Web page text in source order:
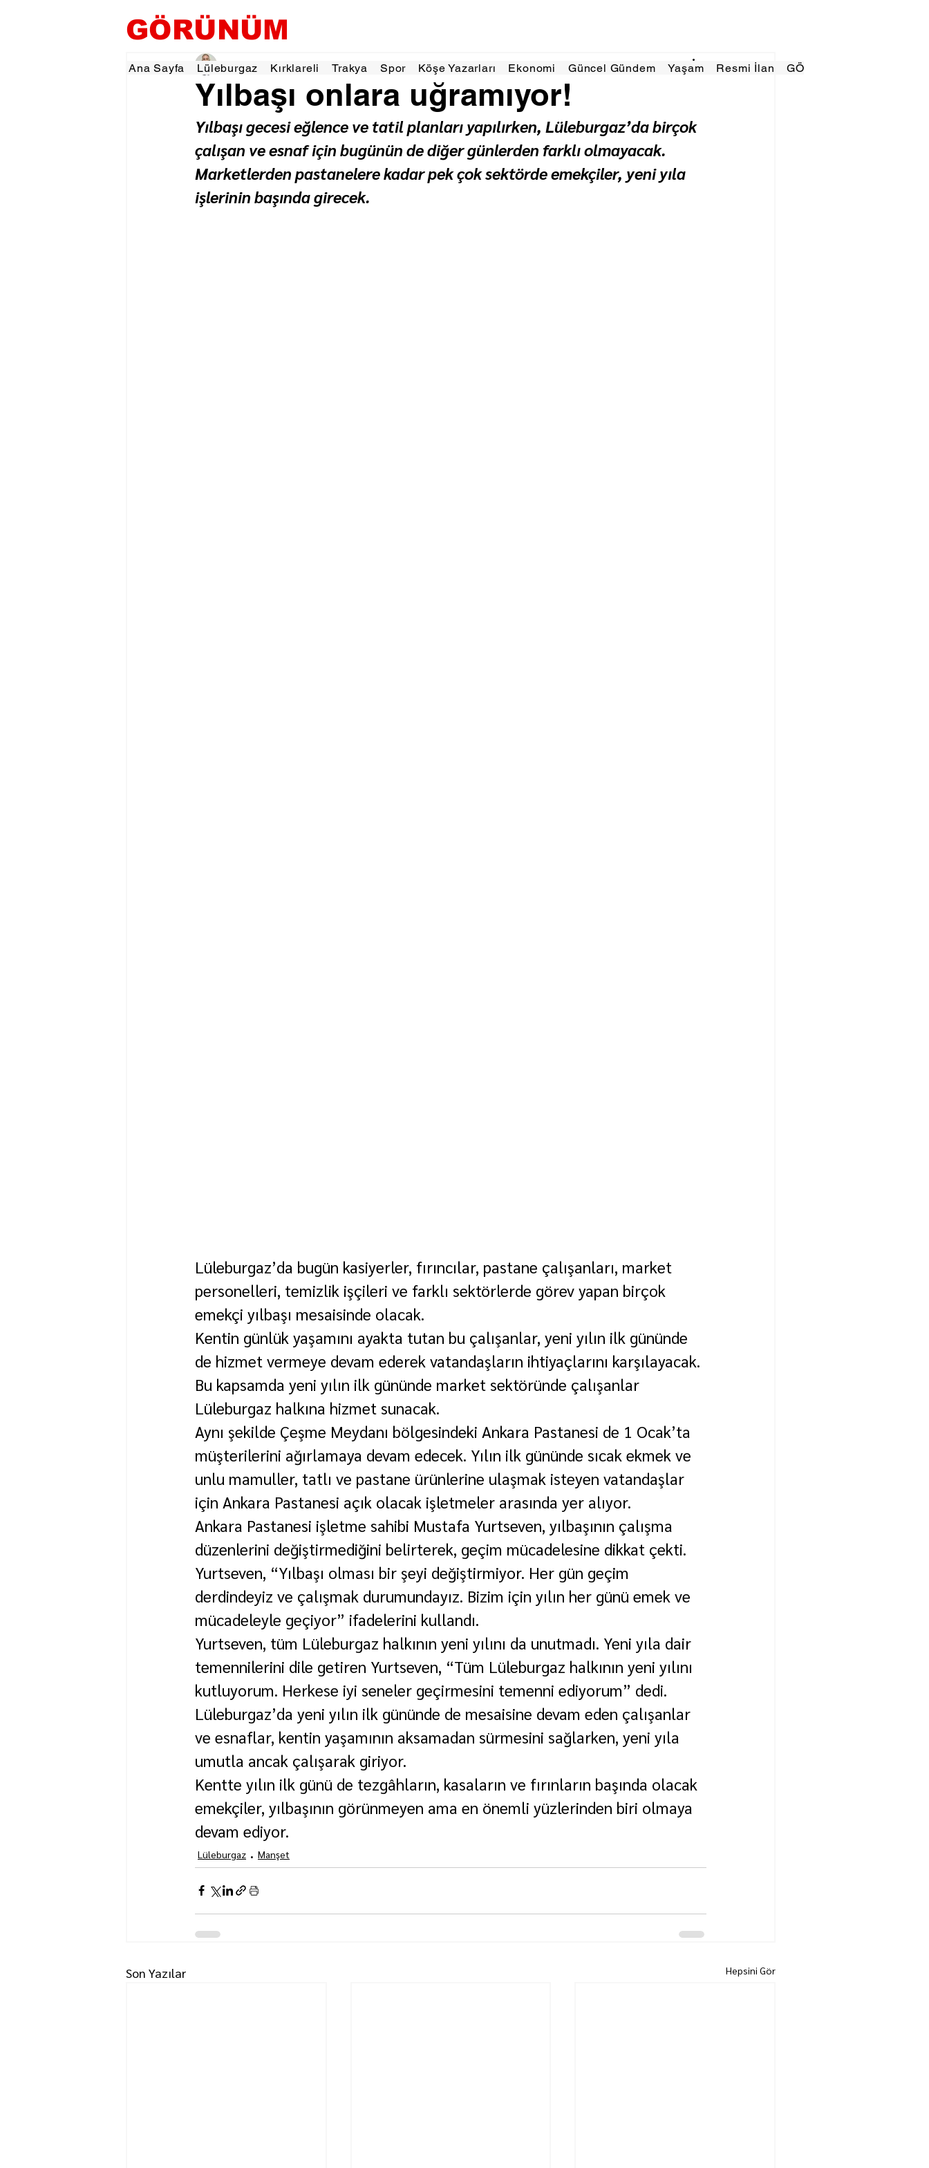
GÖRÜNÜM
Ana Sayfa Lüleburgaz Kırklareli Trakya Spor Köşe Yazarları Ekonomi Güncel Gündem Yaşam Resmi İlan GÖRÜNÜMTV
Yılbaşı onlara uğramıyor!
Hamza Dalgıç 1 Oca1 dakikada okunur
Yılbaşı gecesi eğlence ve tatil planları yapılırken, Lüleburgaz’da birçok
çalışan ve esnaf için bugünün de diğer günlerden farklı olmayacak.
Marketlerden pastanelere kadar pek çok sektörde emekçiler, yeni yıla
işlerinin başında girecek.
Lüleburgaz’da bugün kasiyerler, fırıncılar, pastane çalışanları, market
personelleri, temizlik işçileri ve farklı sektörlerde görev yapan birçok
emekçi yılbaşı mesaisinde olacak.
Kentin günlük yaşamını ayakta tutan bu çalışanlar, yeni yılın ilk gününde
de hizmet vermeye devam ederek vatandaşların ihtiyaçlarını karşılayacak.
Bu kapsamda yeni yılın ilk gününde market sektöründe çalışanlar
Lüleburgaz halkına hizmet sunacak.
Aynı şekilde Çeşme Meydanı bölgesindeki Ankara Pastanesi de 1 Ocak’ta
müşterilerini ağırlamaya devam edecek. Yılın ilk gününde sıcak ekmek ve
unlu mamuller, tatlı ve pastane ürünlerine ulaşmak isteyen vatandaşlar
için Ankara Pastanesi açık olacak işletmeler arasında yer alıyor.
Ankara Pastanesi işletme sahibi Mustafa Yurtseven, yılbaşının çalışma
düzenlerini değiştirmediğini belirterek, geçim mücadelesine dikkat çekti.
Yurtseven, “Yılbaşı olması bir şeyi değiştirmiyor. Her gün geçim
derdindeyiz ve çalışmak durumundayız. Bizim için yılın her günü emek ve
mücadeleyle geçiyor” ifadelerini kullandı.
Yurtseven, tüm Lüleburgaz halkının yeni yılını da unutmadı. Yeni yıla dair
temennilerini dile getiren Yurtseven, “Tüm Lüleburgaz halkının yeni yılını
kutluyorum. Herkese iyi seneler geçirmesini temenni ediyorum” dedi.
Lüleburgaz’da yeni yılın ilk gününde de mesaisine devam eden çalışanlar
ve esnaflar, kentin yaşamının aksamadan sürmesini sağlarken, yeni yıla
umutla ancak çalışarak giriyor.
Kentte yılın ilk günü de tezgâhların, kasaların ve fırınların başında olacak
emekçiler, yılbaşının görünmeyen ama en önemli yüzlerinden biri olmaya
devam ediyor.
Lüleburgaz Manşet
Son Yazılar Hepsini Gör